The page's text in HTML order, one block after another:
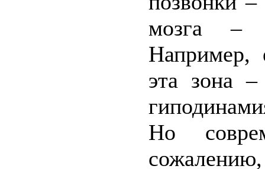
мозга –
Например,
эта зона
Но